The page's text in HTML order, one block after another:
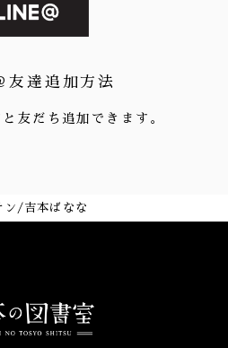
友達追加方法
友だち追加できます。
ン/吉本ばなな